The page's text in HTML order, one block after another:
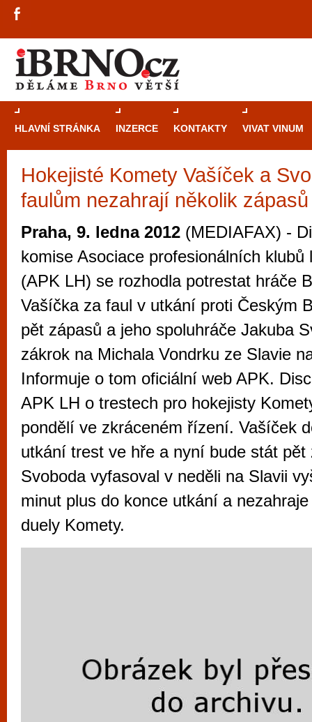
HLAVNÍ STRÁNKA INZERCE KONTAKTY VIVAT VINUM
Hokejisté Komety Vašíček a
faulům nezahrají několik zápasů
Praha, 9. ledna 2012 (MEDIAFAX) -
komise Asociace profesionálních klubů
(APK LH) se rozhodla potrestat hráče
Vašíčka za faul v utkání proti Českým
pět zápasů a jeho spoluhráče Jakuba
zákrok na Michala Vondrku ze Slavie
Informuje o tom oficiální web APK.
APK LH o trestech pro hokejisty
pondělí ve zkráceném řízení. Vašíček
utkání trest ve hře a nyní bude stát pět
Svoboda vyfasoval v neděli na Slavii
minut plus do konce utkání a
duely Komety.
Průvodce
Brně: Od
Brno je
zajímavé
restaurace,
Mimo jiné je ale také místem, kde si
vyzkoušet různé kasinové hry. V
metropoli naleznete širokou nabídku her
po moderní automaty jak pro pravidelné
příležitostné hráče. V...